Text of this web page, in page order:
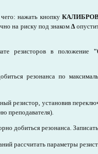
нажать кнопку
на риску под знаком ∆
резисторов в положение
резонанса по
резистор, установив
преподавателя).
добиться резонанса.
рассчитать параметры